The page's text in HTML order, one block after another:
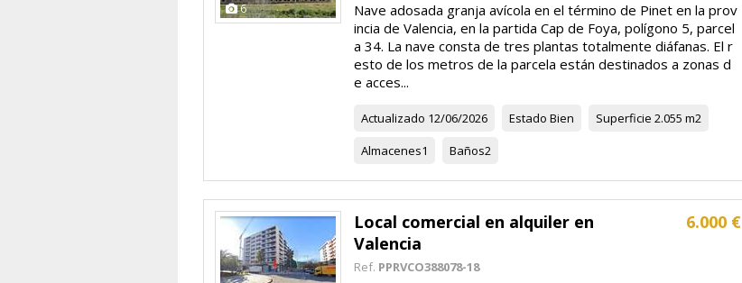
6
Nave adosada granja avícola en el término de Pinet en la prov
incia de Valencia, en la partida Cap de Foya, polígono 5, parcel
a 34. La nave consta de tres plantas totalmente diáfanas. El r
esto de los metros de la parcela están destinados a zonas d
e acces...
Actualizado 12/06/2026 Estado Bien Superficie 2.055 m2
Almacenes1 Baños2
6.000 €
Local comercial en alquiler en
Valencia
Ref. PPRVCO388078-18